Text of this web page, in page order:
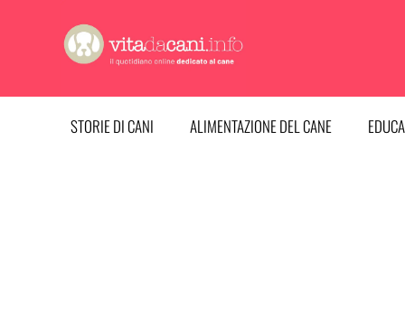
contenuto
STORIE DI CANI ALIMENTAZIONE DEL CANE